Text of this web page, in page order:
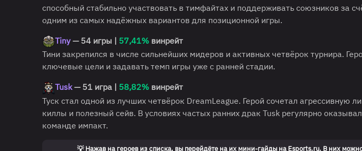
способный стабильно участвовать в тимфайтах и поддерживать союзников за
одним из самых надёжных вариантов для позиционной игры.
Tiny— 54 игры | 57,41% винрейт
Тини закрепился в числе сильнейших мидеров и активных четвёрок турнира.
ключевые цели и задавать темп игры уже с ранней стадии.
Tusk— 51 игра | 58,82% винрейт
Туск стал одной из лучших четвёрок DreamLeague. Герой сочетал агрессивную
киллы и полезный сейв. В условиях частых ранних драк Tusk регулярно
команде импакт.
💡Нажав на героев из списка, вы перейдёте на их мини-гайды на Esports.ru. В них